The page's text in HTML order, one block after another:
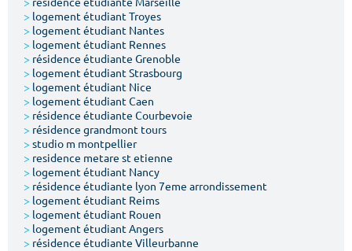
Votre date d'entrée
> logement étudiant Troyes
> logement étudiant Nantes
> logement étudiant Rennes
> résidence étudiante Grenoble
> logement étudiant Strasbourg
> logement étudiant Nice
> logement étudiant Caen
> résidence étudiante Courbevoie
> résidence grandmont tours
> studio m montpellier
> residence metare st etienne
> logement étudiant Nancy
> résidence étudiante lyon 7eme arrondissement
> logement étudiant Reims
> logement étudiant Rouen
> logement étudiant Angers
> résidence étudiante Villeurbanne